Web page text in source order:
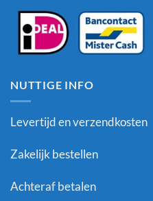
NUTTIGE INFO
Levertijd en verzendkosten
Zakelijk bestellen
Achteraf betalen